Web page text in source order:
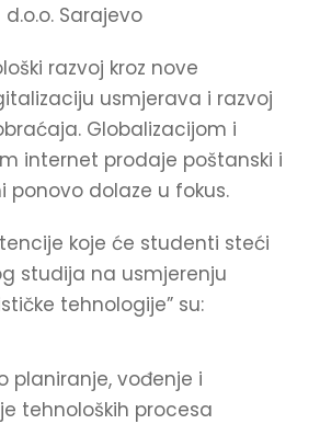
d.o.o. Sarajevo
razvoj kroz nove
usmjerava i razvoj
Globalizacijom i
internet prodaje poštanski i
ponovo dolaze u fokus.
koje će studenti steći
studija na usmjerenju
tehnologije” su:
planiranje, vođenje i
tehnoloških procesa